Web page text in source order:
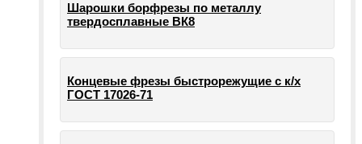
Шарошки борфрезы по металлу
твердосплавные ВК8
Концевые фрезы быстрорежущие с к/х
ГОСТ 17026-71